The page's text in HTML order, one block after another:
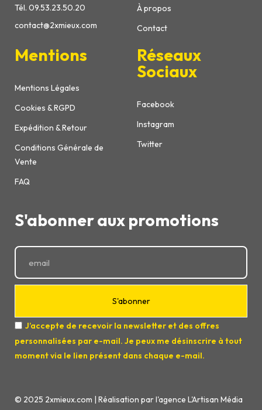
Tél. 09.53.23.50.20
contact@2xmieux.com
À propos
Contact
Mentions
Mentions Légales
Cookies & RGPD
Expédition & Retour
Conditions Générale de
Vente
FAQ
Réseaux
Sociaux
Facebook
Instagram
Twitter
S'abonner aux promotions
S'abonner
J’accepte de recevoir la newsletter et des offres
personnalisées par e-mail. Je peux me désinscrire à tout
moment via le lien présent dans chaque e-mail.
© 2025 2xmieux.com | Réalisation par l'agence L'Artisan Média